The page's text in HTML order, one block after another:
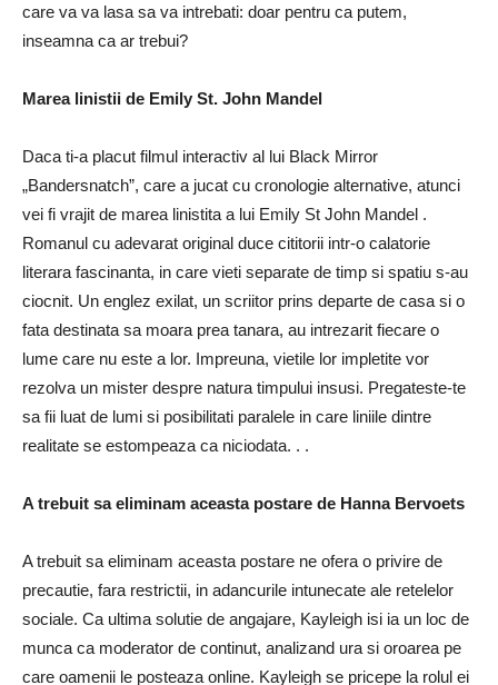
care va va lasa sa va intrebati: doar pentru ca putem,
inseamna ca ar trebui?
Marea linistii de Emily St. John Mandel
Daca ti-a placut filmul interactiv al lui Black Mirror
„Bandersnatch”, care a jucat cu cronologie alternative, atunci
vei fi vrajit de marea linistita a lui Emily St John Mandel .
Romanul cu adevarat original duce cititorii intr-o calatorie
literara fascinanta, in care vieti separate de timp si spatiu s-au
ciocnit. Un englez exilat, un scriitor prins departe de casa si o
fata destinata sa moara prea tanara, au intrezarit fiecare o
lume care nu este a lor. Impreuna, vietile lor impletite vor
rezolva un mister despre natura timpului insusi. Pregateste-te
sa fii luat de lumi si posibilitati paralele in care liniile dintre
realitate se estompeaza ca niciodata. . .
A trebuit sa eliminam aceasta postare de Hanna Bervoets
A trebuit sa eliminam aceasta postare ne ofera o privire de
precautie, fara restrictii, in adancurile intunecate ale retelelor
sociale. Ca ultima solutie de angajare, Kayleigh isi ia un loc de
munca ca moderator de continut, analizand ura si oroarea pe
care oamenii le posteaza online. Kayleigh se pricepe la rolul ei